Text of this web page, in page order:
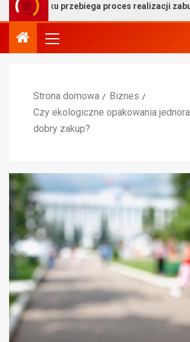
przebiega proces realizacji zabudowy
Strona domowa
Biznes
Czy ekologiczne opakowania
dobry zakup?